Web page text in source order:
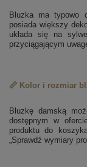
Bluzka ma typowo
posiada większy
układa się na
przyciągającym
📏 Kolor i rozmiar
Bluzkę damską
dostępnym w
produktu do
„Sprawdź wymiary